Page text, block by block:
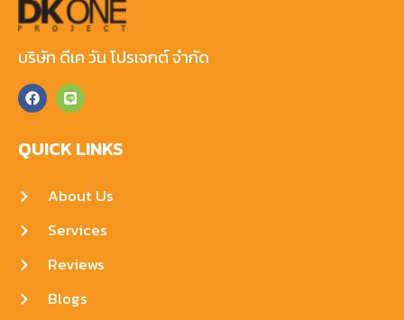
บริษัท ดีเค วัน โปรเจกต์ จำกัด
QUICK LINKS
About Us
Services
Reviews
Blogs